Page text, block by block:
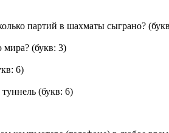
партий в шахматы сыграно?
мира? (букв: 3)
6)
(букв: 6)